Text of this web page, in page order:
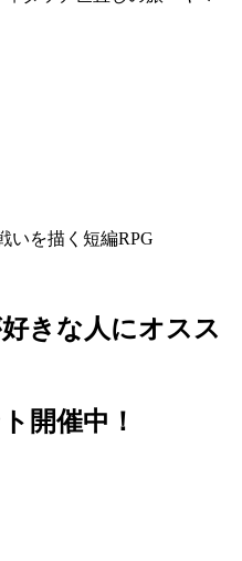
いを描く短編RPG
きな人にオスス
開催中！